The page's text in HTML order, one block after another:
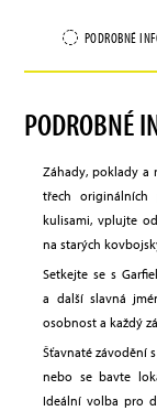
PODROBNÉ
PODROBNÉ
Záhady, poklady a
třech originálních
kulisami, vplujte
na starých
Setkejte se s
a další slavná
osobnost a každý
Šťavnaté závodění
nebo se bavte
Ideální volba pro